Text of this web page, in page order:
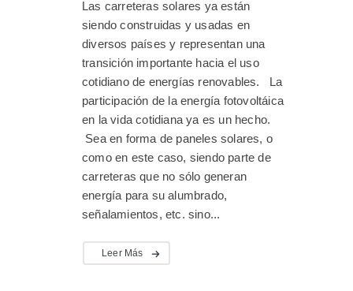
Las carreteras solares ya están
siendo construidas y usadas en
diversos países y representan una
transición importante hacia el uso
cotidiano de energías renovables. La
participación de la energía fotovoltáica
en la vida cotidiana ya es un hecho.
Sea en forma de paneles solares, o
como en este caso, siendo parte de
carreteras que no sólo generan
energía para su alumbrado,
señalamientos, etc. sino...
Leer Más